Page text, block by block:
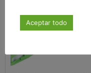
Aceptar todo